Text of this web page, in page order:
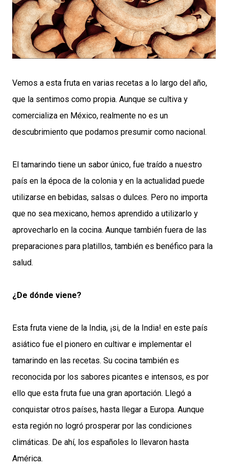
Vemos a esta fruta en varias recetas a lo largo del año,
que la sentimos como propia. Aunque se cultiva y
comercializa en México, realmente no es un
descubrimiento que podamos presumir como nacional.
El tamarindo tiene un sabor único, fue traído a nuestro
país en la época de la colonia y en la actualidad puede
utilizarse en bebidas, salsas o dulces. Pero no importa
que no sea mexicano, hemos aprendido a utilizarlo y
aprovecharlo en la cocina. Aunque también fuera de las
preparaciones para platillos, también es benéfico para la
salud.
¿De dónde viene?
Esta fruta viene de la India, ¡si, de la India! en este país
asiático fue el pionero en cultivar e implementar el
tamarindo en las recetas. Su cocina también es
reconocida por los sabores picantes e intensos, es por
ello que esta fruta fue una gran aportación. Llegó a
conquistar otros países, hasta llegar a Europa. Aunque
esta región no logró prosperar por las condiciones
climáticas. De ahí, los españoles lo llevaron hasta
América.